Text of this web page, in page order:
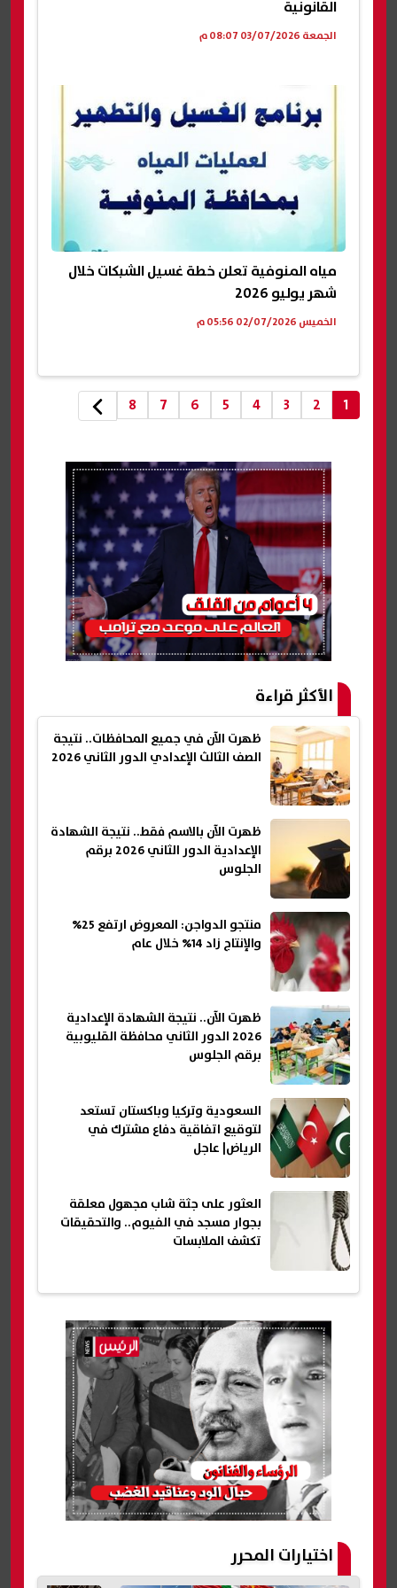
القانونية
الجمعة 03/07/2026 08:07 م
مياه المنوفية تعلن خطة غسيل الشبكات خلال
شهر يوليو 2026
الخميس 02/07/2026 05:56 م
1
2
3
4
5
6
7
8
الأكثر قراءة
ظهرت الآن في جميع المحافظات.. نتيجة
الصف الثالث الإعدادي الدور الثاني 2026
ظهرت الآن بالاسم فقط.. نتيجة الشهادة
الإعدادية الدور الثاني 2026 برقم
الجلوس
منتجو الدواجن: المعروض ارتفع 25%
والإنتاج زاد 14% خلال عام
ظهرت الآن.. نتيجة الشهادة الإعدادية
2026 الدور الثاني محافظة القليوبية
برقم الجلوس
السعودية وتركيا وباكستان تستعد
لتوقيع اتفاقية دفاع مشترك في
الرياض| عاجل
العثور على جثة شاب مجهول معلقة
بجوار مسجد في الفيوم.. والتحقيقات
تكشف الملابسات
اختيارات المحرر